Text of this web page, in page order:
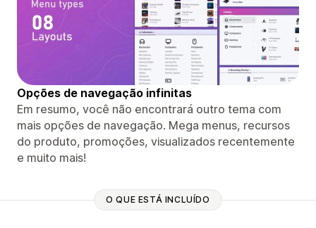
Opções de navegação infinitas
Em resumo, você não encontrará outro tema com
mais opções de navegação. Mega menus, recursos
do produto, promoções, visualizados recentemente
e muito mais!
O QUE ESTÁ INCLUÍDO